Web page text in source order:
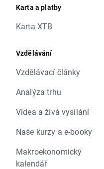
Karta a platby
Karta XTB
Vzdělávání
Vzdělávací články
Analýza trhu
Videa a živá vysílání
Naše kurzy a e-booky
Makroekonomický
kalendář